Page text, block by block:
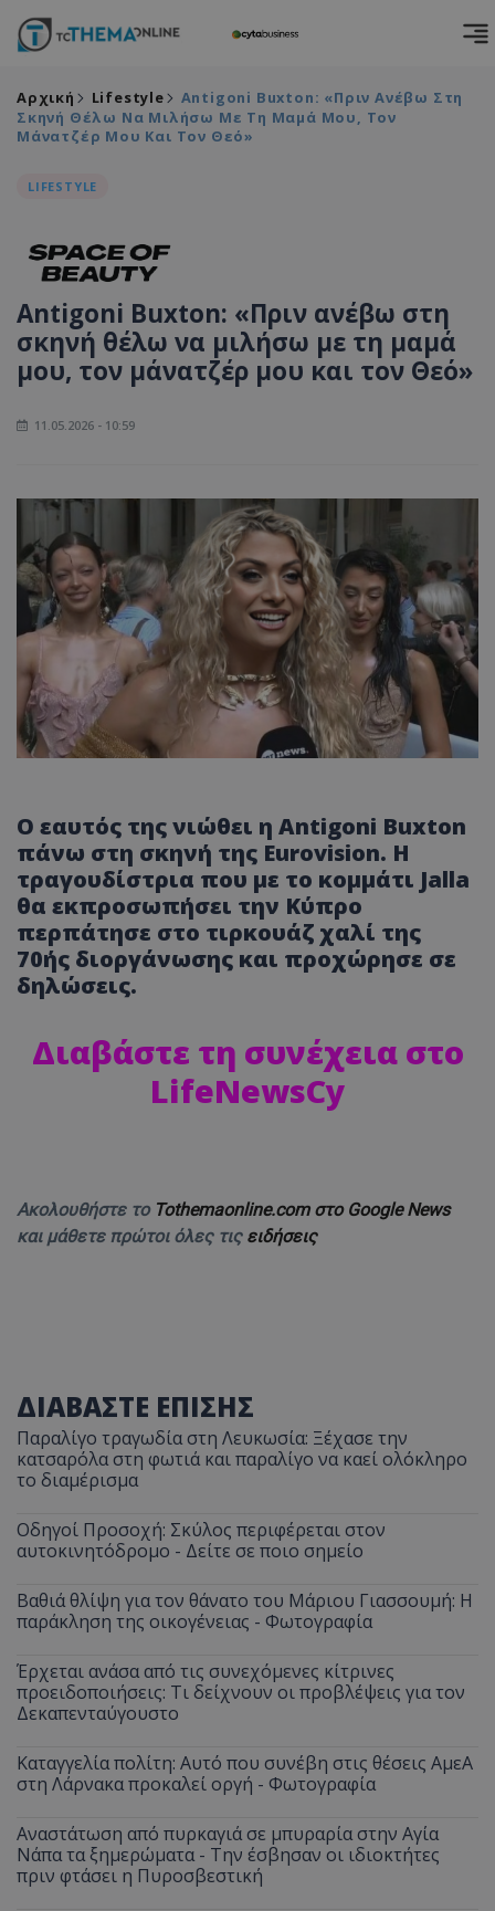
Αρχική Lifestyle
Antigoni Buxton: «Πριν Ανέβω Στη
Σκηνή Θέλω Να Μιλήσω Με Τη Μαμά Μου, Τον
Μάνατζέρ Μου Και Τον Θεό»
LIFESTYLE
Antigoni Buxton: «Πριν ανέβω στη
σκηνή θέλω να μιλήσω με τη μαμά
μου, τον μάνατζέρ μου και τον Θεό»
11.05.2026 - 10:59
Ο εαυτός της νιώθει η Antigoni Buxton
πάνω στη σκηνή της Eurovision. Η
τραγουδίστρια που με το κομμάτι Jalla
θα εκπροσωπήσει την Κύπρο
περπάτησε στο τιρκουάζ χαλί της
70ής διοργάνωσης και προχώρησε σε
δηλώσεις.
Διαβάστε τη συνέχεια στο
LifeNewsCy
Ακολουθήστε το Tothemaonline.com στο Google News
και μάθετε πρώτοι όλες τις ειδήσεις
ΔΙΑΒΑΣΤΕ ΕΠΙΣΗΣ
Παραλίγο τραγωδία στη Λευκωσία: Ξέχασε την
κατσαρόλα στη φωτιά και παραλίγο να καεί ολόκληρο
το διαμέρισμα
Οδηγοί Προσοχή: Σκύλος περιφέρεται στον
αυτοκινητόδρομο - Δείτε σε ποιο σημείο
Βαθιά θλίψη για τον θάνατο του Μάριου Γιασσουμή: Η
παράκληση της οικογένειας - Φωτογραφία
Έρχεται ανάσα από τις συνεχόμενες κίτρινες
προειδοποιήσεις: Τι δείχνουν οι προβλέψεις για τον
Δεκαπενταύγουστο
Καταγγελία πολίτη: Αυτό που συνέβη στις θέσεις ΑμεΑ
στη Λάρνακα προκαλεί οργή - Φωτογραφία
Αναστάτωση από πυρκαγιά σε μπυραρία στην Αγία
Νάπα τα ξημερώματα - Την έσβησαν οι ιδιοκτήτες
πριν φτάσει η Πυροσβεστική